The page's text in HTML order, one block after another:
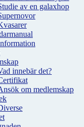
av en galaxhop
innebär det?
om medlemskap